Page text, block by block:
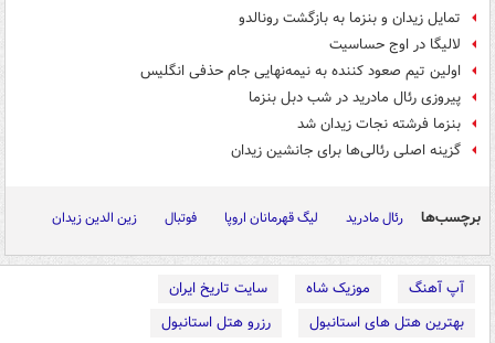
تمایل زیدان و بنزما به بازگشت رونالدو
لالیگا در اوج حساسیت
اولین تیم صعود کننده به نیمه‌نهایی جام حذفی انگلیس
پیروزی رئال مادرید در شب دبل بنزما
بنزما فرشته نجات زیدان شد
گزینه‌ اصلی رئالی‌ها برای جانشین زیدان
برچسب‌ها رئال مادرید لیگ قهرمانان اروپا فوتبال زین الدین زیدان
آپ آهنگ موزیک شاه
سایت تاریخ ایران
بهترین هتل های استانبول
رزرو هتل استانبول